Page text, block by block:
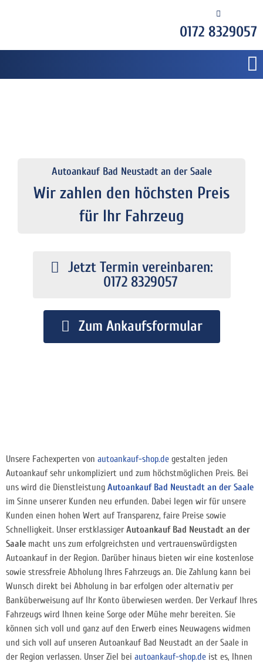
0172 8329057
Autoankauf Bad Neustadt an der Saale
Wir zahlen den höchsten Preis
für Ihr Fahrzeug
Jetzt Termin vereinbaren:
0172 8329057
Zum Ankaufsformular
Unsere Fachexperten von autoankauf-shop.de gestalten jeden
Autoankauf sehr unkompliziert und zum höchstmöglichen Preis. Bei
uns wird die Dienstleistung Autoankauf Bad Neustadt an der Saale
im Sinne unserer Kunden neu erfunden. Dabei legen wir für unsere
Kunden einen hohen Wert auf Transparenz, faire Preise sowie
Schnelligkeit. Unser erstklassigerAutoankauf Bad Neustadt an der
Saale macht uns zum erfolgreichsten und vertrauenswürdigsten
Autoankauf in der Region. Darüber hinaus bieten wir eine kostenlose
sowie stressfreie Abholung Ihres Fahrzeugs an. Die Zahlung kann bei
Wunsch direkt bei Abholung in bar erfolgen oder alternativ per
Banküberweisung auf Ihr Konto überwiesen werden. Der Verkauf Ihres
Fahrzeugs wird Ihnen keine Sorge oder Mühe mehr bereiten. Sie
können sich voll und ganz auf den Erwerb eines Neuwagens widmen
und sich voll auf unseren Autoankauf Bad Neustadt an der Saale in
der Region verlassen. Unser Ziel bei autoankauf-shop.de ist es, Ihnen